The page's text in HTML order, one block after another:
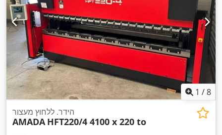
1 /8
הידר. ללחוץ מעצור
AMADA HFT220/4 4100 x 220 to